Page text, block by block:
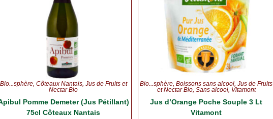
Bio...sphère, Côteaux Nantais, Jus de Fruits et
Nectar Bio
Pomme Demeter (Jus Pétillant)
75cl Côteaux Nantais
Bio...sphère, Boissons sans alcool, Jus de Fruits
et Nectar Bio, Sans alcool, Vitamont
Jus d’Orange Poche Souple 3 Lt
Vitamont